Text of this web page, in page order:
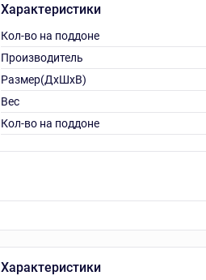
Характеристики
Кол-во на поддоне
Производитель
Размер(ДхШхВ)
Вес
Кол-во на поддоне
Характеристики